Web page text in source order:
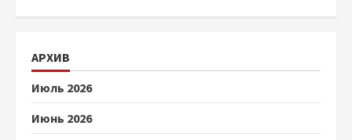
АРХИВ
Июль 2026
Июнь 2026